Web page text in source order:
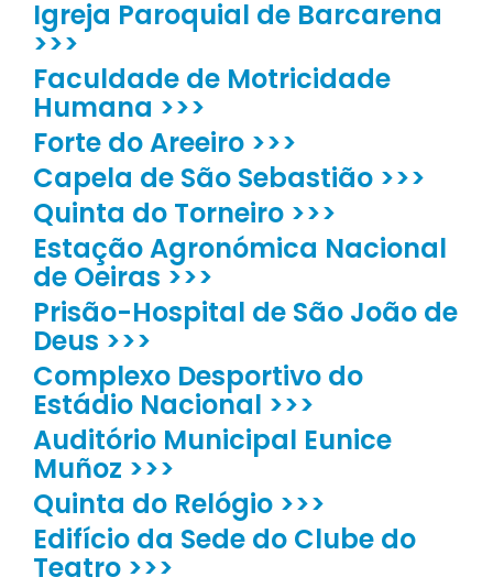
Igreja Paroquial de Barcarena
>>>
Faculdade de Motricidade
Humana >>>
Forte do Areeiro >>>
Capela de São Sebastião >>>
Quinta do Torneiro >>>
Estação Agronómica Nacional
de Oeiras >>>
Prisão-Hospital de São João de
Deus >>>
Complexo Desportivo do
Estádio Nacional >>>
Auditório Municipal Eunice
Muñoz >>>
Quinta do Relógio >>>
Edifício da Sede do Clube do
Teatro >>>